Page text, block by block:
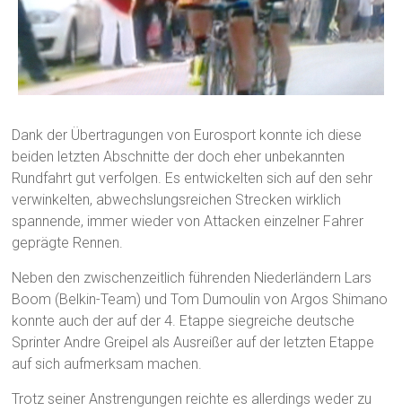
Dank der Übertragungen von Eurosport konnte ich diese
beiden letzten Abschnitte der doch eher unbekannten
Rundfahrt gut verfolgen. Es entwickelten sich auf den sehr
verwinkelten, abwechslungsreichen Strecken wirklich
spannende, immer wieder von Attacken einzelner Fahrer
geprägte Rennen.
Neben den zwischenzeitlich führenden Niederländern Lars
Boom (Belkin-Team) und Tom Dumoulin von Argos Shimano
konnte auch der auf der 4. Etappe siegreiche deutsche
Sprinter Andre Greipel als Ausreißer auf der letzten Etappe
auf sich aufmerksam machen.
Trotz seiner Anstrengungen reichte es allerdings weder zu